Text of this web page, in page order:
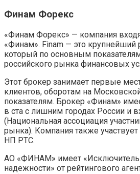
Финам Форекс
«Финам Форекс» — компания
«Финам». Finam — это крупнейший
который по основным
российского рынка финансовых
Этот брокер занимает первые
клиентов, оборотам на
показателям. Брокер «Финам»
в ста с лишним городах России и
(Национальная ассоциация
рынка). Компания также
НП РТС.
АО «ФИНАМ» имеет
надежности» от рейтингового